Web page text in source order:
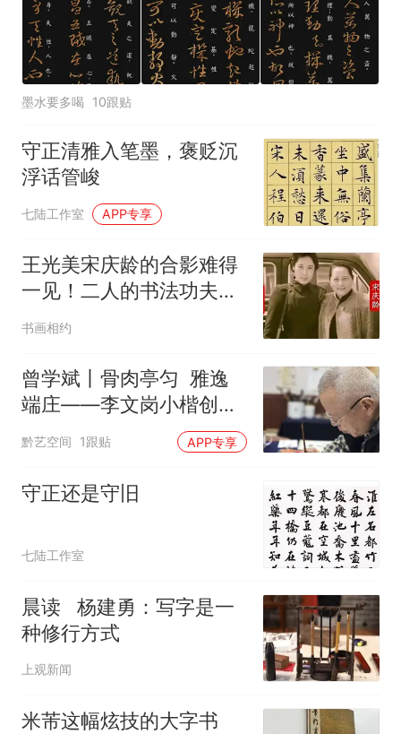
墨水要多喝 10跟贴
守正清雅入笔墨，褒贬沉
浮话管峻
七陆工作室 APP专享
王光美宋庆龄的合影难得
一见！二人的书法功夫深
厚！但格调不同！欧体古
书画相约
曾学斌丨骨肉亭匀 雅逸
端庄——李文岗小楷创作
浅析
黔艺空间 1跟贴 APP专享
守正还是守旧
七陆工作室
晨读 杨建勇：写字是一
种修行方式
上观新闻
米芾这幅炫技的大字书